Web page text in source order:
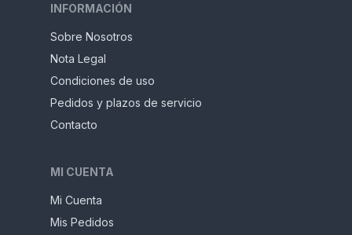
INFORMACIÓN
Sobre Nosotros
Nota Legal
Condiciones de uso
Pedidos y plazos de servicio
Contacto
MI CUENTA
Mi Cuenta
Mis Pedidos